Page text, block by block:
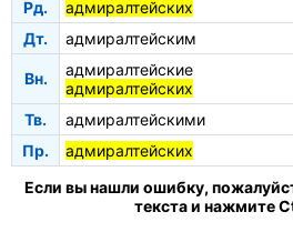
Рд.
адмиралтейских
Дт.
адмиралтейским
Вн.
адмиралтейские
адмиралтейских
Тв.
адмиралтейскими
Пр.
адмиралтейских
Если вы нашли ошибку,
текста и нажмите